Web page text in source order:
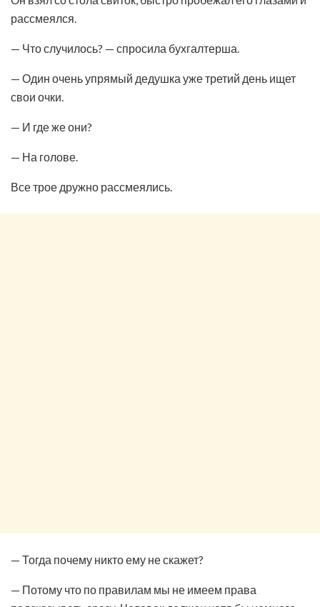
рассмеялся.
— Что случилось? — спросила бухгалтерша.
— Один очень упрямый дедушка уже третий день ищет
свои очки.
— И где же они?
— На голове.
Все трое дружно рассмеялись.
— Тогда почему никто ему не скажет?
— Потому что по правилам мы не имеем права